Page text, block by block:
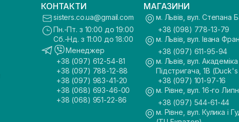
КОНТАКТИ
sisters.co.ua@gmail.com
Пн.-Пт. з 10:00 до 19:00
Сб.-Нд. з 11:00 до 18:00
Менеджер
+38 (097) 612-54-81
+38 (097) 788-12-88
+38 (097) 983-41-20
+38 (068) 693-46-00
+38 (068) 951-22-86
МАГАЗИНИ
м. Львів, вул. Степана
+38 (098) 778-13-79
м. Львів, вул. Івана
+38 (097) 611-95-94
м. Львів, вул. Академіка
Підстригача, 1В
+38 (097) 101-97-16
м. Рівне, вул. 16-го
+38 (097) 544-61-44
м. Рівне, вул. Кулика і